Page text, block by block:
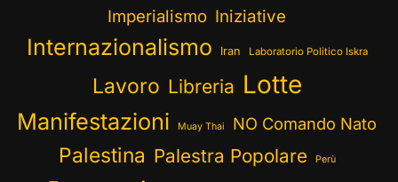
Imperialismo Iniziative
Internazionalismo Iran Laboratorio Politico Iskra
Lavoro Libreria Lotte
Manifestazioni Muay Thai NO Comando Nato
Palestina Palestra Popolare Perù